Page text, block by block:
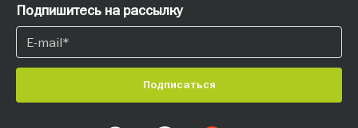
Подпишитесь на рассылку
Подписаться